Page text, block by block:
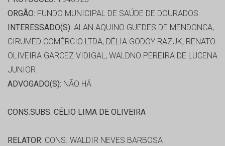
ORGÃO: FUNDO MUNICIPAL DE SAÚDE DE DOURADOS
INTERESSADO(S): ALAN AQUINO GUEDES DE MENDONCA,
CIRUMED COMÉRCIO LTDA, DÉLIA GODOY RAZUK, RENATO
OLIVEIRA GARCEZ VIDIGAL, WALDNO PEREIRA DE LUCENA
JUNIOR
ADVOGADO(S): NÃO HÁ
CONS.SUBS. CÉLIO LIMA DE OLIVEIRA
RELATOR: CONS. WALDIR NEVES BARBOSA